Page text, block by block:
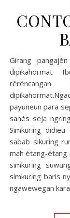
Girang pangajén pasanggiri biantara anu ku simkuring
dipikahormat
payuneun para
sanés seja
Simkuring
sabab sikuring
mah étang-étang
simkuring
simkuring baris
ngawewegan